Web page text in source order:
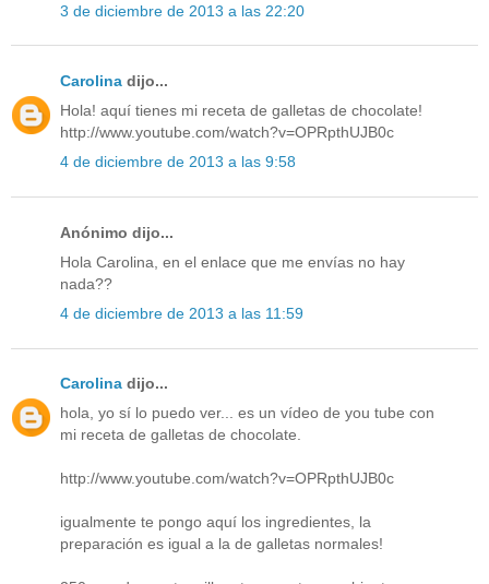
3 de diciembre de 2013 a las 22:20
Carolina dijo...
Hola! aquí tienes mi receta de galletas de chocolate!
http://www.youtube.com/watch?v=OPRpthUJB0c
4 de diciembre de 2013 a las 9:58
Anónimo dijo...
Hola Carolina, en el enlace que me envías no hay
nada??
4 de diciembre de 2013 a las 11:59
Carolina dijo...
hola, yo sí lo puedo ver... es un vídeo de you tube con
mi receta de galletas de chocolate.
http://www.youtube.com/watch?v=OPRpthUJB0c
igualmente te pongo aquí los ingredientes, la
preparación es igual a la de galletas normales!